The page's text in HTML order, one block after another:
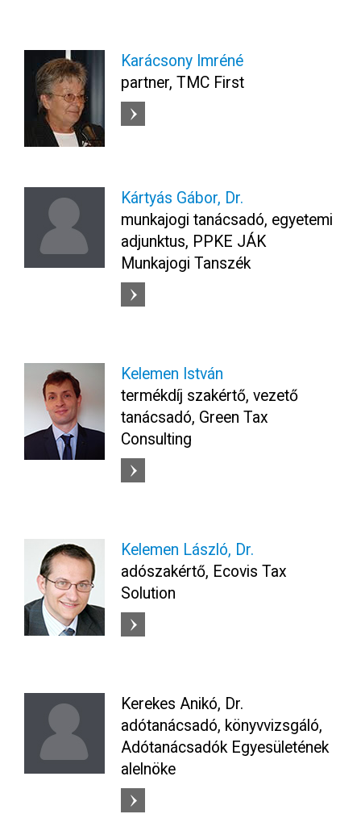
Karácsony Imréné
partner, TMC First
Kártyás Gábor, Dr.
munkajogi tanácsadó, egyetemi
adjunktus, PPKE JÁK
Munkajogi Tanszék
Kelemen István
termékdíj szakértő, vezető
tanácsadó, Green Tax
Consulting
Kelemen László, Dr.
adószakértő, Ecovis Tax
Solution
Kerekes Anikó, Dr.
adótanácsadó, könyvvizsgáló,
Adótanácsadók Egyesületének
alelnöke